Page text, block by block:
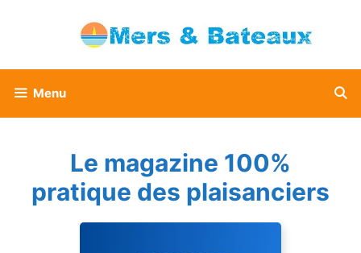
Menu
Le magazine 100%
pratique des plaisanciers